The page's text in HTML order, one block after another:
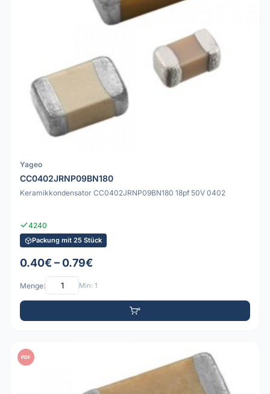
Yageo
CC0402JRNP09BN180
Keramikkondensator CC0402JRNP09BN180 18pf 50V 0402
4240
Packung mit 25 Stück
0.40€ – 0.79€
Menge: Min: 1
PDF